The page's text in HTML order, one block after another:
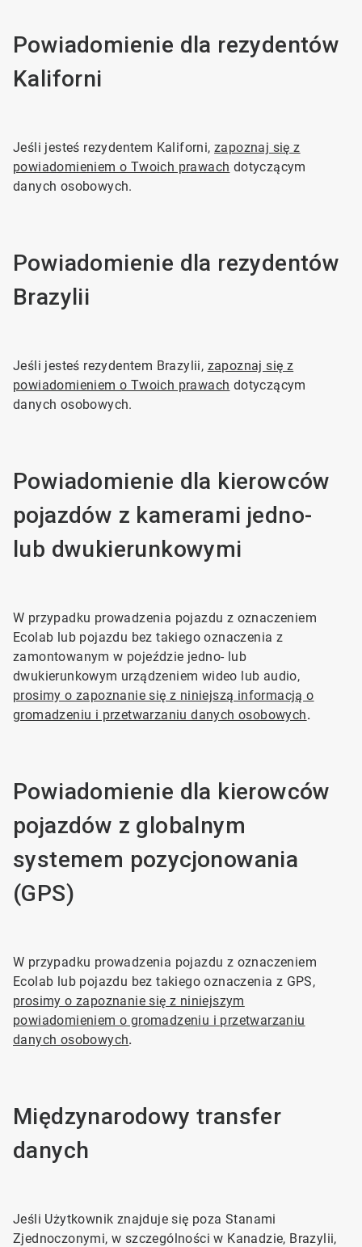
Powiadomienie dla rezydentów
Kaliforni
Jeśli jesteś rezydentem Kaliforni, zapoznaj się z
powiadomieniem o Twoich prawach dotyczącym
danych osobowych.
Powiadomienie dla rezydentów
Brazylii
Jeśli jesteś rezydentem Brazylii, zapoznaj się z
powiadomieniem o Twoich prawach dotyczącym
danych osobowych.
Powiadomienie dla kierowców
pojazdów z kamerami jedno-
lub dwukierunkowymi
W przypadku prowadzenia pojazdu z oznaczeniem
Ecolab lub pojazdu bez takiego oznaczenia z
zamontowanym w pojeździe jedno- lub
dwukierunkowym urządzeniem wideo lub audio,
prosimy o zapoznanie się z niniejszą informacją o
gromadzeniu i przetwarzaniu danych osobowych.
Powiadomienie dla kierowców
pojazdów z globalnym
systemem pozycjonowania
(GPS)
W przypadku prowadzenia pojazdu z oznaczeniem
Ecolab lub pojazdu bez takiego oznaczenia z GPS,
prosimy o zapoznanie się z niniejszym
powiadomieniem o gromadzeniu i przetwarzaniu
danych osobowych.
Międzynarodowy transfer
danych
Jeśli Użytkownik znajduje się poza Stanami
Zjednoczonymi, w szczególności w Kanadzie, Brazylii,